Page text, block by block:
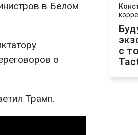
в Белом
о
Трамп.
с